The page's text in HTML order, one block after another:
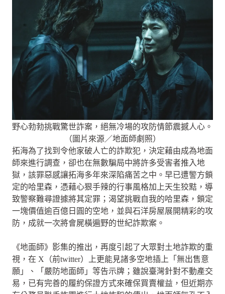
野心勃勃挑戰驚世詐案，絕無冷場的攻防情節震撼人心。
（圖片來源／地面師劇照）
拓海為了找到令他家破人亡的詐欺犯，決定藉由成為地面
師來進行調查，卻也在無數騙局中將許多受害者推入地
獄，該罪惡感讓拓海多年來深陷痛苦之中。早已遭警方鎖
定的哈里森，憑藉心狠手辣的行事風格加上天生狡黠，導
致警察難尋證據將其定罪；渴望挑戰自我的哈里森，鎖定
一塊價值逾百億日圓的空地，並與石洋房屋展開精彩的攻
防，成就一次將會屍橫遍野的世紀詐欺案。
《地面師》影集的推出，再度引起了大眾對土地詐欺的重
視，在 X（前twitter）上更能見諸多空地插上「無出售意
願」、「嚴防地面師」等告示牌；雖說臺灣針對不動產交
易，已有完善的履約保證方式來確保買賣權益，但近期亦